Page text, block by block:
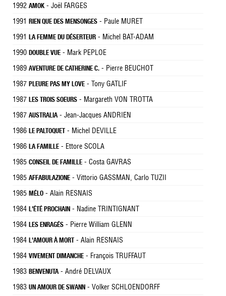
1992 AMOK - Joël FARGES
1991 RIEN QUE DES MENSONGES - Paule MURET
1991
LA FEMME DU DÉSERTEUR - Michel BAT-ADAM
1990 DOUBLE VUE - Mark PEPLOE
1989 AVENTURE DE CATHERINE C. - Pierre BEUCHOT
1987 PLEURE PAS MY LOVE - Tony GATLIF
1987
LES TROIS SOEURS - Margareth VON TROTTA
1987 AUSTRALIA- Jean-Jacques ANDRIEN
1986
LE PALTOQUET - Michel DEVILLE
1986
LA FAMILLE - Ettore SCOLA
1985 CONSEIL DE FAMILLE - Costa GAVRAS
1985 AFFABULAZIONE - Vittorio GASSMAN, Carlo TUZII
1985 MÉLO - Alain RESNAIS
1984
L'ÉTÉ PROCHAIN - Nadine TRINTIGNANT
1984
LES ENRAGÉS - Pierre William GLENN
1984
L'AMOUR À MORT - Alain RESNAIS
1984 VIVEMENT DIMANCHE - François TRUFFAUT
1983 BENVENUTA- André DELVAUX
1983 UN AMOUR DE SWANN - Volker SCHLOENDORFF